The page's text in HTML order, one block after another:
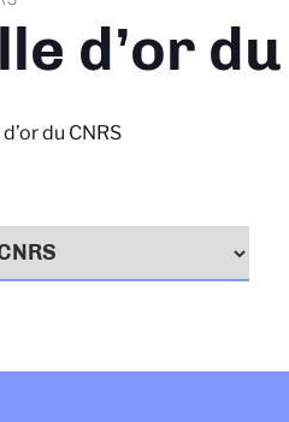
d’or du
du CNRS